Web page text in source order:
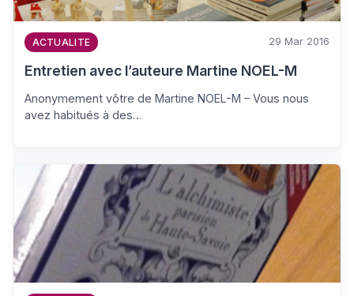
ACTUALITE 29 Mar 2016
Entretien avec l’auteure Martine NOEL-M
Anonymement vôtre de Martine NOEL-M – Vous nous
avez habitués à des…